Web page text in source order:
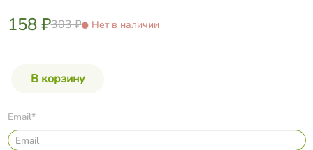
158 ₽303 ₽ Нет в наличии
Email*